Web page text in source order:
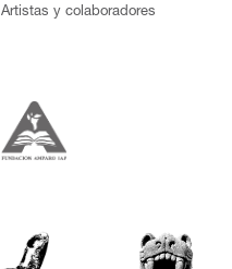
Artistas y colaboradores